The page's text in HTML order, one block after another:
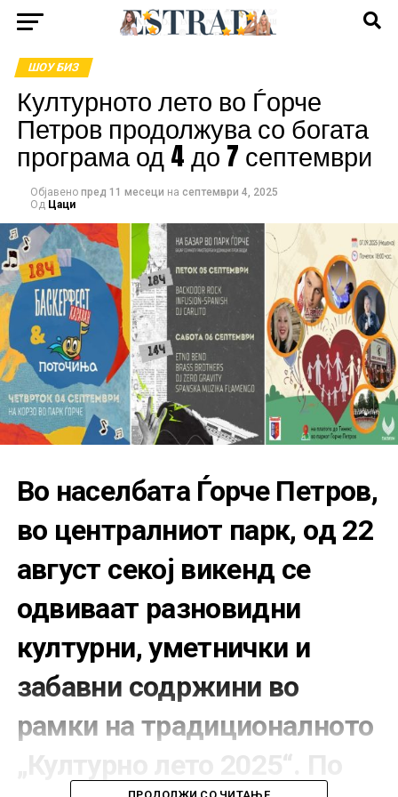
ШОУ БИЗ
Културното лето во Ѓорче
Петров продолжува со богата
програма од 4 до 7 септември
Објавено пред 11 месеци на септември 4, 2025
Од Цаци
Во населбата Ѓорче Петров,
во централниот парк, од 22
август секој викенд се
одвиваат разновидни
културни, уметнички и
забавни содржини во
рамки на традиционалното
„Културно лето 2025“. По